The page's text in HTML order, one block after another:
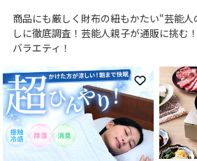
商品にも厳しく財布の紐もかたい“芸能
しに徹底調査！芸能人親子が通販に挑む
バラエティ！
お気に入り